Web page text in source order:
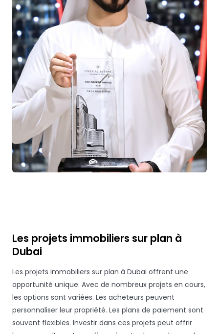
Les projets immobiliers sur plan à
Dubai
Les projets immobiliers sur plan à Dubai offrent une
opportunité unique. Avec de nombreux projets en cours,
les options sont variées. Les acheteurs peuvent
personnaliser leur propriété. Les plans de paiement sont
souvent flexibles. Investir dans ces projets peut offrir